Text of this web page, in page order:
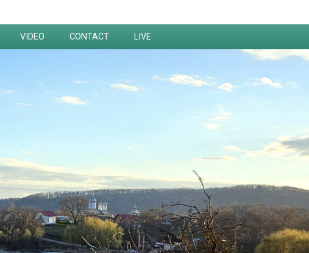
VIDEO CONTACT LIVE